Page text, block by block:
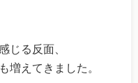
じる反面、
増えてきました。